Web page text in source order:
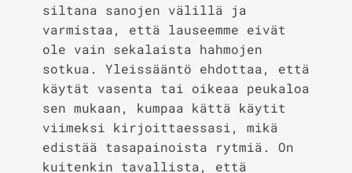
siltana sanojen välillä ja
varmistaa, että lauseemme eivät
ole vain sekalaista hahmojen
sotkua. Yleissääntö ehdottaa, että
käytät vasenta tai oikeaa peukaloa
sen mukaan, kumpaa kättä käytit
viimeksi kirjoittaessasi, mikä
edistää tasapainoista rytmiä. On
kuitenkin tavallista, että